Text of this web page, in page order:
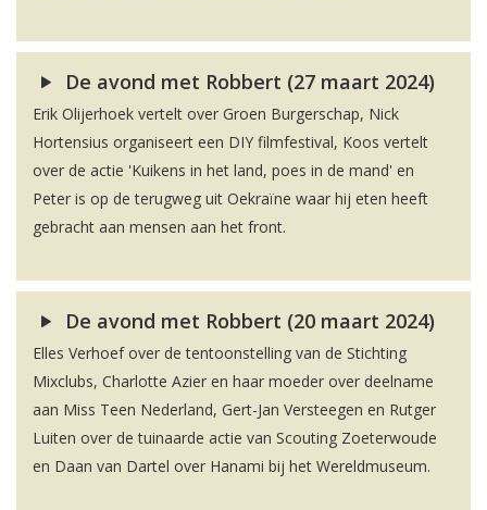
De avond met Robbert (27 maart 2024)
Erik Olijerhoek vertelt over Groen Burgerschap, Nick
Hortensius organiseert een DIY filmfestival, Koos vertelt
over de actie 'Kuikens in het land, poes in de mand' en
Peter is op de terugweg uit Oekraïne waar hij eten heeft
gebracht aan mensen aan het front.
De avond met Robbert (20 maart 2024)
Elles Verhoef over de tentoonstelling van de Stichting
Mixclubs, Charlotte Azier en haar moeder over deelname
aan Miss Teen Nederland, Gert-Jan Versteegen en Rutger
Luiten over de tuinaarde actie van Scouting Zoeterwoude
en Daan van Dartel over Hanami bij het Wereldmuseum.